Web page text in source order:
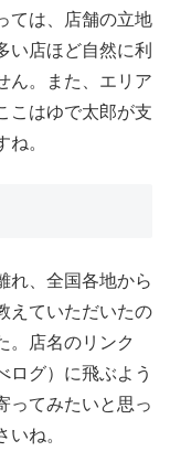
ては、店舗の立地
い店ほど自然に利
ん。また、エリア
こはゆで太郎が支
。
れ、全国各地から
えていただいたの
。店名のリンク
ログ）に飛ぶよう
ってみたいと思っ
ね。